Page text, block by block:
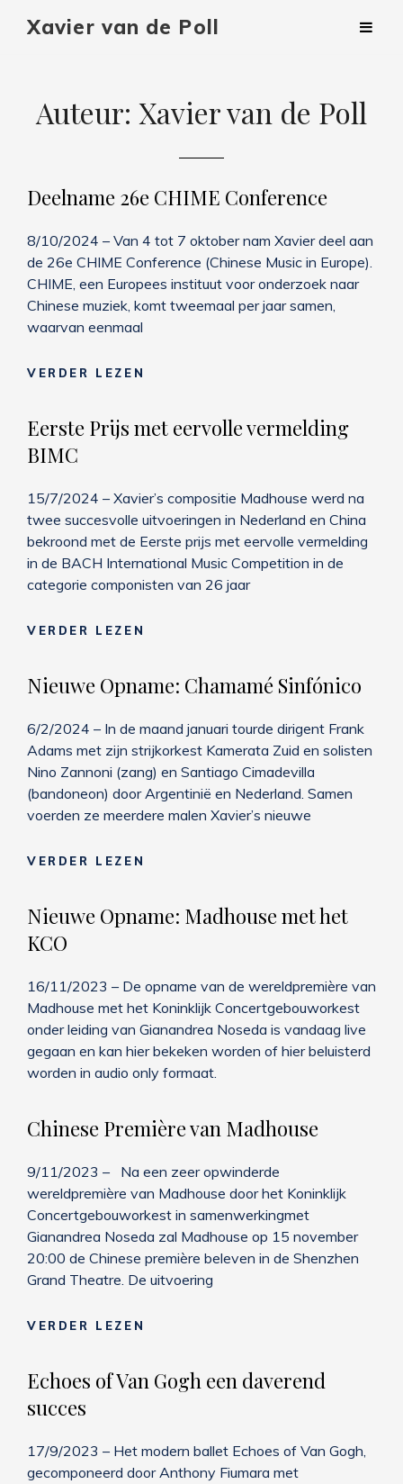
Xavier van de Poll
Auteur: Xavier van de Poll
Deelname 26e CHIME Conference
8/10/2024 – Van 4 tot 7 oktober nam Xavier deel aan
de 26e CHIME Conference (Chinese Music in Europe).
CHIME, een Europees instituut voor onderzoek naar
Chinese muziek, komt tweemaal per jaar samen,
waarvan eenmaal
VERDER LEZEN
CONFERENCE
Eerste Prijs met eervolle vermelding
BIMC
15/7/2024 – Xavier’s compositie Madhouse werd na
twee succesvolle uitvoeringen in Nederland en China
bekroond met de Eerste prijs met eervolle vermelding
in de BACH International Music Competition in de
categorie componisten van 26 jaar
VERDER LEZEN
EERVOLLE
BIMC
Nieuwe Opname: Chamamé Sinfónico
6/2/2024 – In de maand januari tourde dirigent Frank
Adams met zijn strijkorkest Kamerata Zuid en solisten
Nino Zannoni (zang) en Santiago Cimadevilla
(bandoneon) door Argentinië en Nederland. Samen
voerden ze meerdere malen Xavier’s nieuwe
VERDER LEZEN
SINFÓNICO
Nieuwe Opname: Madhouse met het
KCO
16/11/2023 – De opname van de wereldpremière van
Madhouse met het Koninklijk Concertgebouworkest
onder leiding van Gianandrea Noseda is vandaag live
gegaan en kan hier bekeken worden of hier beluisterd
worden in audio only formaat.
Chinese Première van Madhouse
9/11/2023 – Na een zeer opwinderde
wereldpremière van Madhouse door het Koninklijk
Concertgebouworkest in samenwerkingmet
Gianandrea Noseda zal Madhouse op 15 november
20:00 de Chinese première beleven in de Shenzhen
Grand Theatre. De uitvoering
VERDER LEZEN
MADHOUSE
Echoes of Van Gogh een daverend
succes
17/9/2023 – Het modern ballet Echoes of Van Gogh,
gecomponeerd door Anthony Fiumara met